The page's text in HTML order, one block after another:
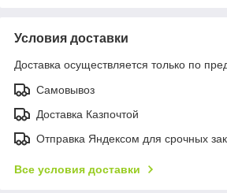
Условия доставки
Доставка осуществляется только по
Самовывоз
Доставка Казпочтой
Отправка Яндексом для срочных
Все условия доставки